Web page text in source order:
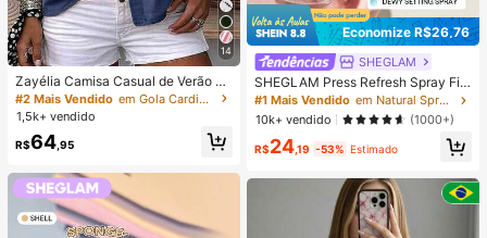
14
Zayélia Camisa Casual de Verão El
egante e Simples com Tecido Liso
para Mulheres, Camisa de Trabalho
#2 Mais Vendido
em Gola Cardigan Tops, blusas e camisetas feminina
1,5k+ vendido
R$64 ,95
Economize R$26,76
SHEGLAM
SHEGLAM Press Refresh Spray Fix
ador Marca De Beleza CosméTicos
Maquiagem Para Mulheres E Menin
as
#1 Mais Vendido
em Natural Spray de fixação
10k+ vendido
(1000+)
R$24,19 -53% Estimado